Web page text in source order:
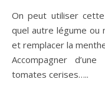
On peut utiliser
quel autre légume ou
et remplacer la
Accompagner
tomates cerises…..